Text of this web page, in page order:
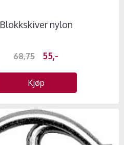
Blokkskiver nylon
68,75 55,-
Kjøp